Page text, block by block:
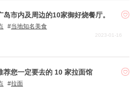
岛市内及周边的10家御好烧餐厅。
当地知名美食
2023-01-16
荐您一定要去的 10 家拉面馆
拉面